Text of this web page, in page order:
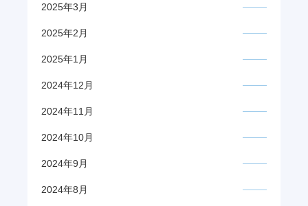
2025年3月
2025年2月
2025年1月
2024年12月
2024年11月
2024年10月
2024年9月
2024年8月